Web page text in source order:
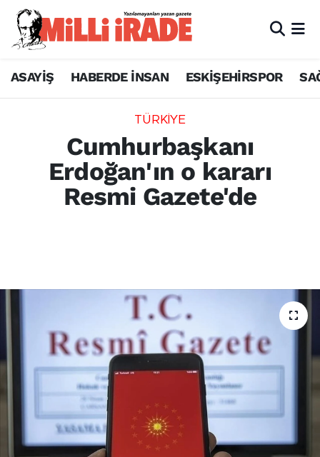
ASAYİŞ HABERDE İNSAN ESKİŞEHİRSPOR
TÜRKİYE
Cumhurbaşkanı
Erdoğan'ın o kararı
Resmi Gazete'de